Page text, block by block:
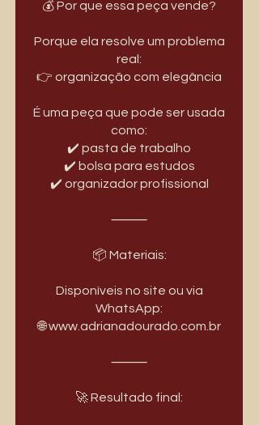
💰 Por que essa peça vende?
Porque ela resolve um problema
real:
👉 organização com elegância
É uma peça que pode ser usada
como:
✔️ pasta de trabalho
✔️ bolsa para estudos
✔️ organizador profissional
⸻
📦 Materiais:
Disponíveis no site ou via
WhatsApp:
🌐 www.adrianadourado.com.br
⸻
🚀 Resultado final: